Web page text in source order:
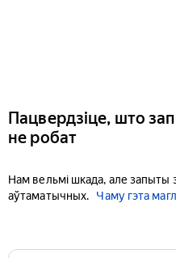
Пацвердзіце, што
не робат
Нам вельмі шкада, але
аўтаматычных.
Чаму гэта